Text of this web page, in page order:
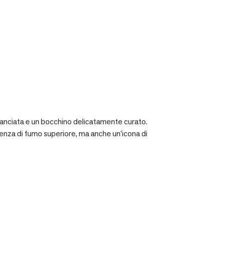
e un bocchino delicatamente curato.
di fumo superiore, ma anche un’icona di